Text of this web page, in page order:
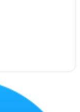
liệu.
Lenovo IdeaPad
viết văn bản, lập